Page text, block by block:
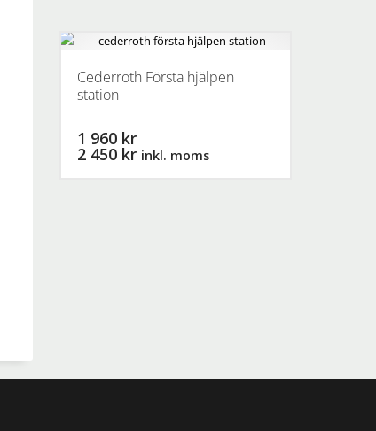
Cederroth Första hjälpen
station
1 960 kr
2 450 kr inkl. moms